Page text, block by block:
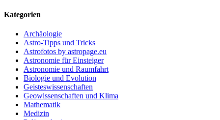
Kategorien
Archäologie
Astro-Tipps und Tricks
Astrofotos by astropage.eu
Astronomie für Einsteiger
Astronomie und Raumfahrt
Biologie und Evolution
Geisteswissenschaften
Geowissenschaften und Klima
Mathematik
Medizin